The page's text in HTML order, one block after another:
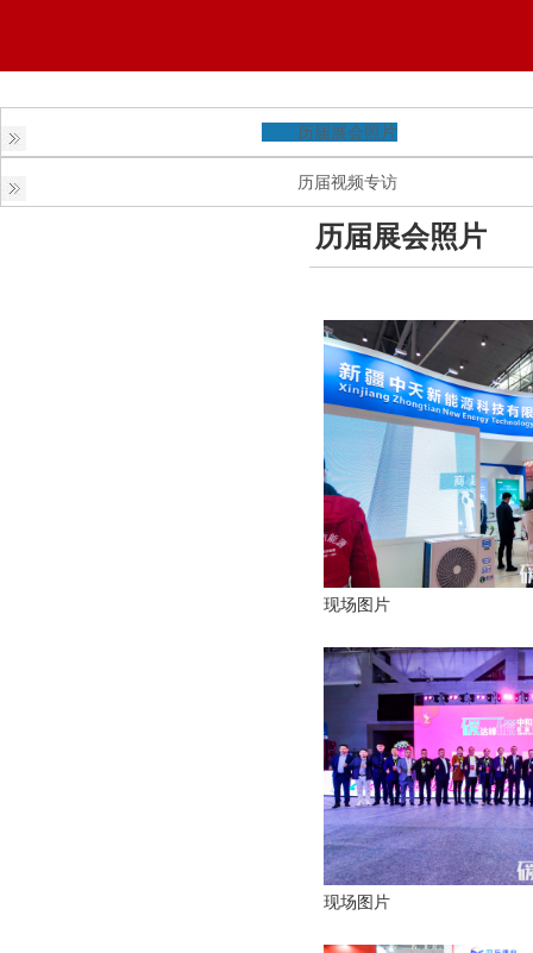
历届展会照片
历届视频专访
历届展会照片
现场图片
现场图片